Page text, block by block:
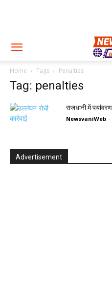
Home Tags Penalties
Tag: penalties
राजधानी में
NewsvaniWeb -
Advertisement